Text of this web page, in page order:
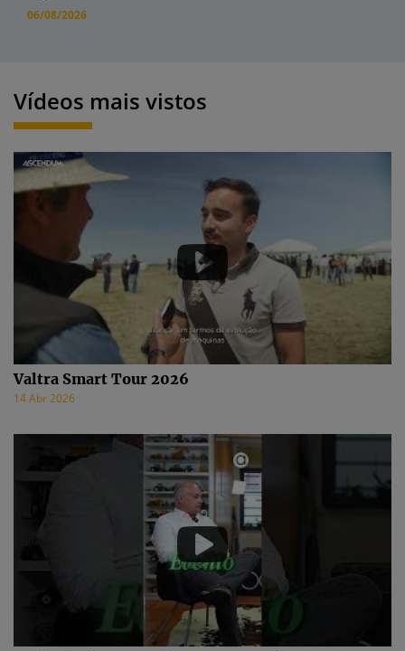
06/08/2026
Vídeos mais vistos
Valtra Smart Tour 2026
14 Abr 2026